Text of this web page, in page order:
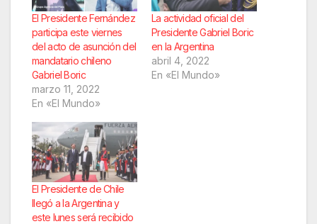
El Presidente Fernández
participa este viernes
del acto de asunción del
mandatario chileno
Gabriel Boric
marzo 11, 2022
En «El Mundo»
La actividad oficial del
Presidente Gabriel Boric
en la Argentina
abril 4, 2022
En «El Mundo»
El Presidente de Chile
llegó a la Argentina y
este lunes será recibido